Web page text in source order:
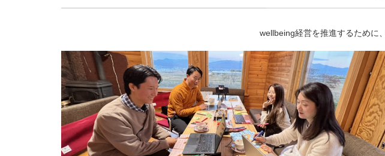
wellbeing経営を推進するために